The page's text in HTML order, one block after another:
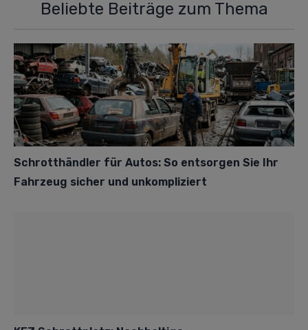
Beliebte Beiträge zum Thema
Schrotthändler für Autos: So entsorgen Sie Ihr
Fahrzeug sicher und unkompliziert